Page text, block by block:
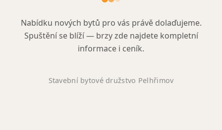
Nabídku nových bytů pro vás právě dolaďujeme.
Spuštění se blíží — brzy zde najdete kompletní
informace i ceník.
Stavební bytové družstvo Pelhřimov